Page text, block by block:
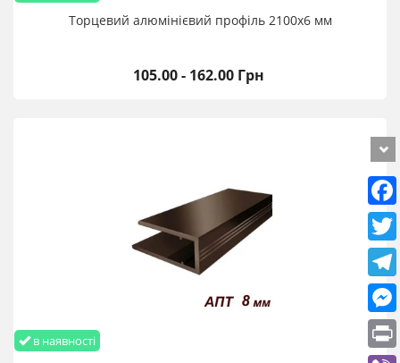
Торцевий алюмінієвий профіль 2100х6 мм
105.00 - 162.00 Грн
в наявності